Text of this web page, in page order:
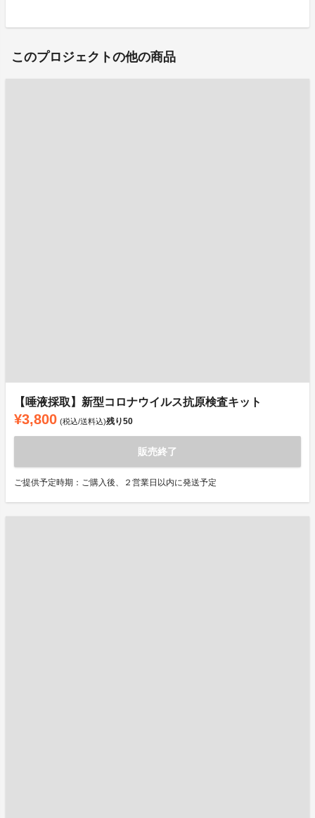
このプロジェクトの他の商品
【唾液採取】新型コロナウイルス抗原検査キット
¥3,800 (税込/送料込)残り50
販売終了
ご提供予定時期：ご購入後、２営業日以内に発送予定